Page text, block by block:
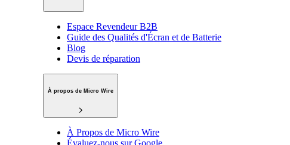
Espace Revendeur B2B
Guide des Qualités d'Écran et de Batterie
Blog
Devis de réparation
À propos de Micro Wire
À Propos de Micro Wire
Évaluez-nous sur Google